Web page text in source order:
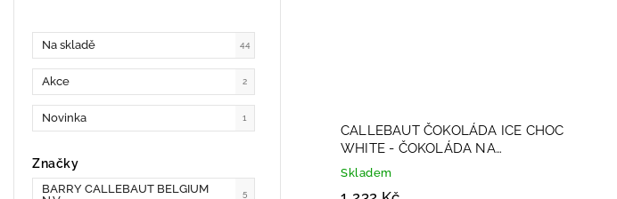
Na skladě 44
Akce 2
Novinka 1
Značky
BARRY CALLEBAUT BELGIUM
5
CALLEBAUT ČOKOLÁDA ICE CHOC
WHITE - ČOKOLÁDA NA
POLÉVÁNÍ 2,5kg
Skladem